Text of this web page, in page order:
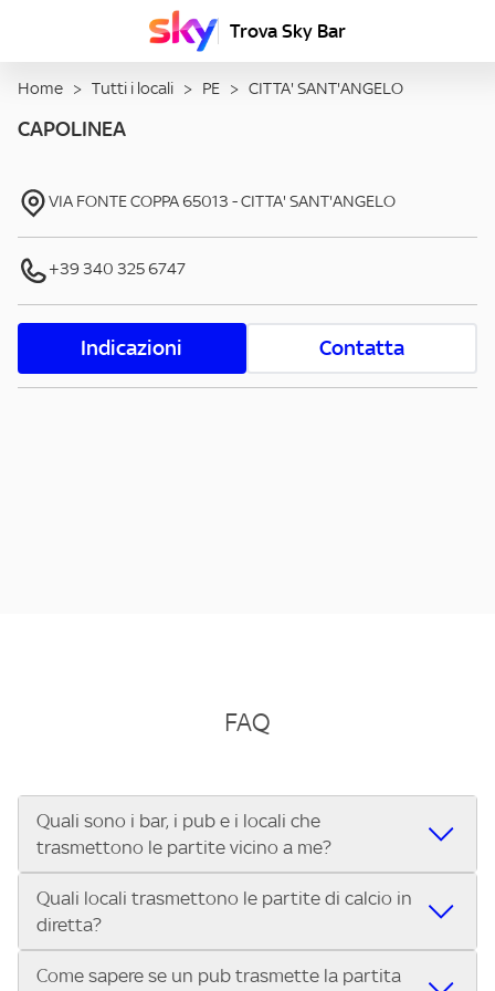
Trova Sky Bar
Home > Tutti i locali > PE > CITTA' SANT'ANGELO
CAPOLINEA
VIA FONTE COPPA65013 -CITTA' SANT'ANGELO
+39 340 325 6747
Indicazioni Contatta
FAQ
Quali sono i bar, i pub e i locali che
trasmettono le partite vicino a me?
Se cerchi un bar, pub, ristorante o locale vicino a te per
vedere le partite di Serie A ENILIVE, la Serie C Sky Wifi, la
UEFA Champions League, la UEFA Europa League, la UEFA
Conference League, il Tennis, la Formula 1®, la MotoGP™ e
Quali locali trasmettono le partite di calcio in
diretta?
Vuoi sapere quali bar, pub o ristoranti mostrano le partite
Come sapere se un pub trasmette la partita